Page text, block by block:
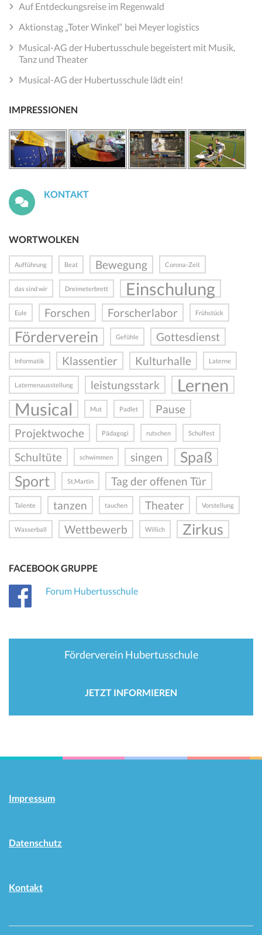
Auf Entdeckungsreise im Regenwald
Aktionstag „Toter Winkel“ bei Meyer logistics
Musical-AG der Hubertusschule begeistert mit Musik,
Tanz und Theater
Musical-AG der Hubertusschule lädt ein!
IMPRESSIONEN
KONTAKT
WORTWOLKEN
Aufführung Beat Bewegung Corona-Zeit
das sind wir Dreimeterbrett Einschulung
Eule Forschen Forscherlabor Frühstück
Förderverein Gefühle Gottesdienst
Informatik Klassentier Kulturhalle Laterne
Laternenausstellung leistungsstark
Lernen
Musical
Mut Padlet
Pause
Projektwoche
Pädagogi rutschen Schulfest
Schultüte schwimmen singen
Spaß
Sport
St.Martin Tag der offenen Tür
Talente tanzen tauchen Theater Vorstellung
Wasserball Wettbewerb Willich Zirkus
FACEBOOK GRUPPE
Forum Hubertusschule
Förderverein Hubertusschule
JETZT INFORMIEREN
Impressum
Datenschutz
Kontakt